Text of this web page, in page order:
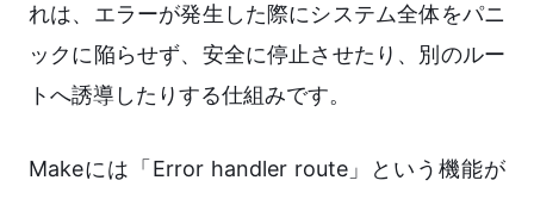
れは、エラーが発生した際にシステム全体をパニ
ックに陥らせず、安全に停止させたり、別のルー
トへ誘導したりする仕組みです。
Makeには「Error handler route」という機能が